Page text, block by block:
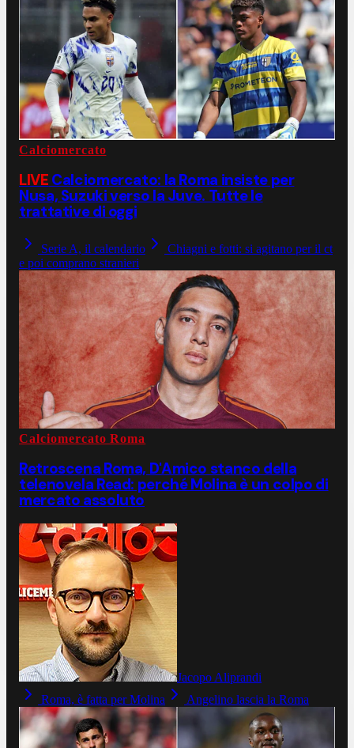
Calciomercato
LIVE Calciomercato: la Roma insiste per
Nusa, Suzuki verso la Juve. Tutte le
trattative di oggi
Serie A, il calendario
Chiagni e fotti: si agitano per il ct
e poi comprano stranieri
Calciomercato Roma
Retroscena Roma, D'Amico stanco della
telenovela Read: perché Molina è un colpo di
mercato assoluto
Jacopo Aliprandi
Roma, è fatta per Molina
Angelino lascia la Roma